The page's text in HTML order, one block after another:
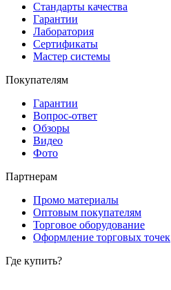
Стандарты качества
Гарантии
Лаборатория
Сертификаты
Мастер системы
Покупателям
Гарантии
Вопрос-ответ
Обзоры
Видео
Фото
Партнерам
Промо материалы
Оптовым покупателям
Торговое оборудование
Оформление торговых точек
Где купить?